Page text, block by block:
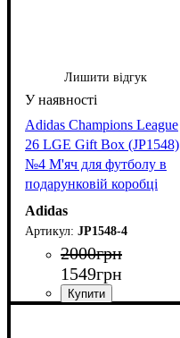
Лишити відгук
Adidas Champions League
26 LGE Gift Box (JP1548)
№4 М'яч для футболу в
подарунковій коробці
Adidas
JP1548-4
2000грн
1549грн